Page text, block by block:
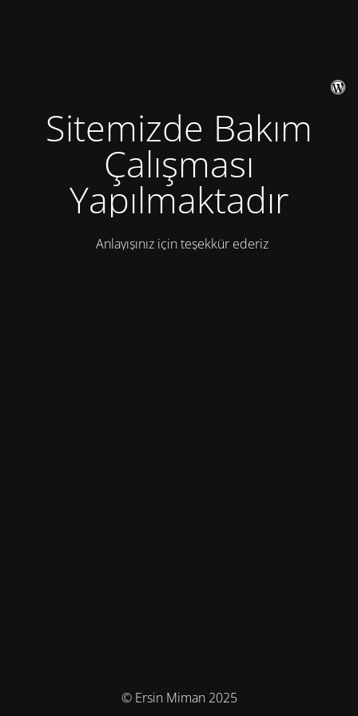
Sitemizde Bakım
Çalışması
Yapılmaktadır
Anlayışınız için teşekkür ederiz
© Ersin Miman 2025